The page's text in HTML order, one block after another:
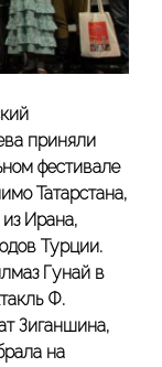
приняли
фестивале
Татарстана,
Ирана,
Турции.
Гунай в
Ф.
Зиганшина,
на